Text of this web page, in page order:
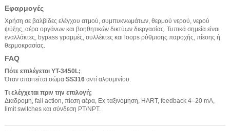
Εφαρμογές
Χρήση σε βαλβίδες ελέγχου ατμού, συμπυκνωμάτων, θερμού νερού, νερού
ψύξης, αέρα οργάνων και βοηθητικών δικτύων διεργασίας. Τυπικά σημεία είναι
εναλλάκτες, bypass γραμμές, συλλέκτες και loops ρύθμισης παροχής, πίεσης ή
θερμοκρασίας.
FAQ
Πότε επιλέγεται YT-3450L;
Όταν απαιτείται σώμα SS316 αντί αλουμινίου.
Τι ελέγχεται πριν την επιλογή;
Διαδρομή, fail action, πίεση αέρα, Ex ταξινόμηση, HART, feedback 4–20 mA,
limit switches και σύνδεση PT/NPT.